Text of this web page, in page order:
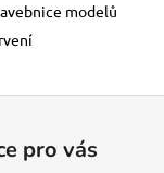
modelů
pro vás